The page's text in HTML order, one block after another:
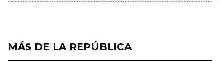
MÁS DE LA REPÚBLICA